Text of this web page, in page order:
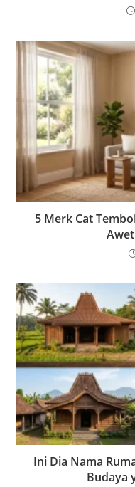
5 Merk Cat
Ini Dia Nama
Budaya